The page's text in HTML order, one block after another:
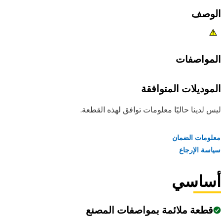
المتوافقة
لدينا حاليًا معلومات توافق لهذه القطعة.
الضمان
الإرجاع
قطعة ملائمة بمواصفات المصنع